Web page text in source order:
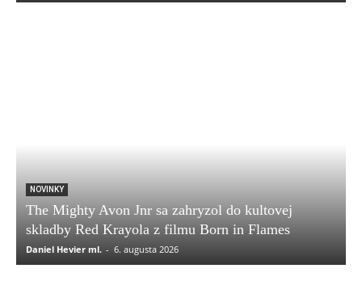
NOVINKY
The Mighty Avon Jnr sa zahryzol do kultovej
skladby Red Krayola z filmu Born in Flames
Daniel Hevier ml. - 6. augusta 2026